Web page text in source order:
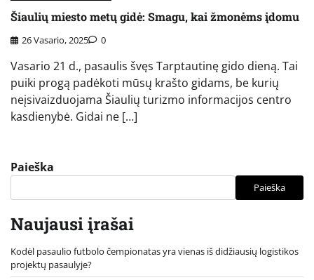
Šiaulių miesto metų gidė: Smagu, kai žmonėms įdomu
26 Vasario, 2025 0
Vasario 21 d., pasaulis švęs Tarptautinę gido dieną. Tai
puiki progą padėkoti mūsų krašto gidams, be kurių
neįsivaizduojama Šiaulių turizmo informacijos centro
kasdienybė. Gidai ne […]
Paieška
Paieška
Naujausi įrašai
Kodėl pasaulio futbolo čempionatas yra vienas iš didžiausių logistikos
projektų pasaulyje?